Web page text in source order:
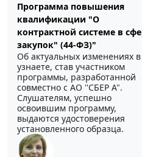
Программа повышения
квалификации "О
контрактной системе в
закупок" (44-ФЗ)"
Об актуальных изменениях
узнаете, став участником
программы, разработанной
совместно с АО ''СБЕР А".
Слушателям, успешно
освоившим программу,
выдаются удостоверения
установленного образца.